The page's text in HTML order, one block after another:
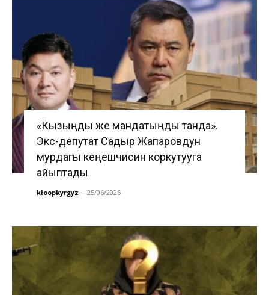
«Кызыңды же мандатыңды танда».
Экс-депутат Садыр Жапаровдун
мурдагы кеңешчисин коркутууга
айыптады
kloopkyrgyz - 25/06/2026